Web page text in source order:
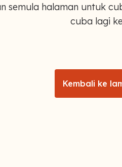
semula halaman untuk
cuba lagi
Kembali ke